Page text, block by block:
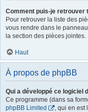
Comment puis-je retrouver
Pour retrouver la liste des
vous rendre dans le
la section des pièces jointes.
Haut
À propos de phpBB
Qui a développé ce logiciel
Ce programme (dans sa
phpBB Limited
, qui en est